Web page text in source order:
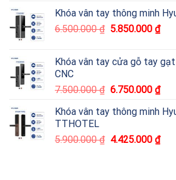
Khóa vân tay thông minh
6.500.000₫ 5.850.000 ₫
Khóa vân tay cửa gỗ tay
CNC
7.500.000₫ 6.750.000 ₫
Khóa vân tay thông minh
TTHOTEL
5.900.000₫ 4.425.000 ₫